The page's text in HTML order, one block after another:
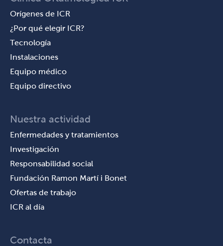
Orígenes de ICR
¿Por qué elegir ICR?
Tecnología
Instalaciones
Equipo médico
Equipo directivo
Nuestra actividad
Enfermedades y tratamientos
Investigación
Responsabilidad social
Fundación Ramon Martí i Bonet
Ofertas de trabajo
ICR al día
Contacta